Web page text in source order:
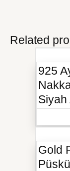
Related
925
Siyah
Gold